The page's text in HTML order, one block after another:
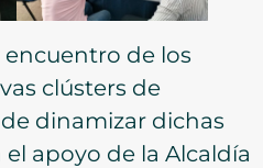
encuentro de los
clústers de
dinamizar dichas
apoyo de la Alcaldía